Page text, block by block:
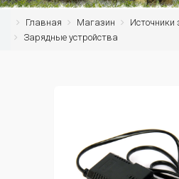
Главная Магазин
Источники
Зарядные устройства